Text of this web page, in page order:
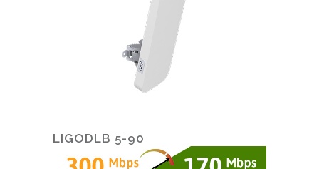
LIGODLB 5-90